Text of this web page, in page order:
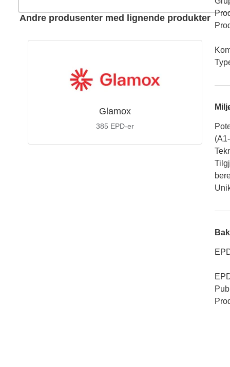
Andre produsenter med lignende produkter
Glamox
385 EPD-er